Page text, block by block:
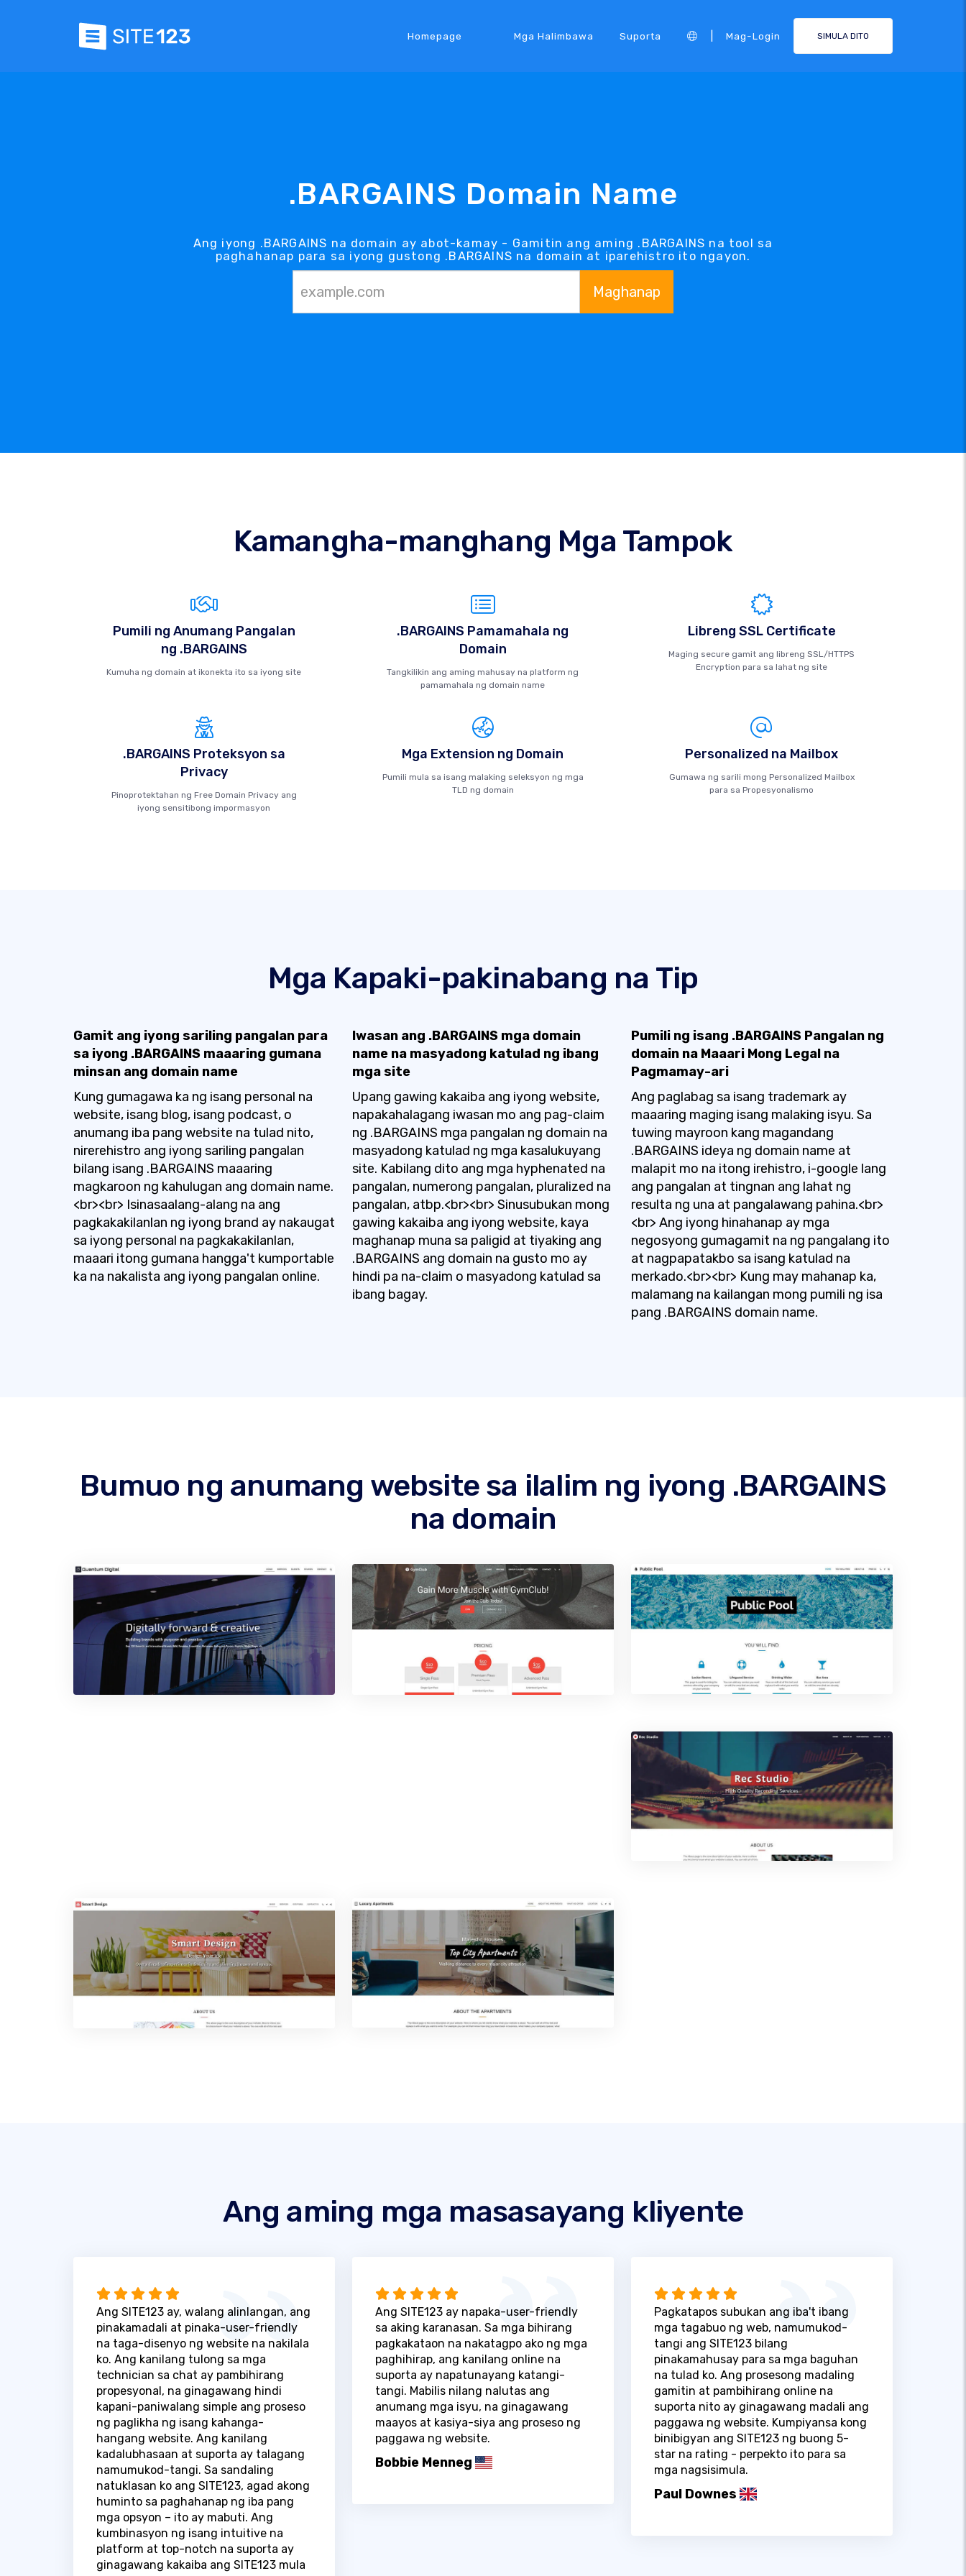
Homepage Mga Halimbawa Suporta Mag-Login SIMULA DITO
.BARGAINS Domain Name
Ang iyong .BARGAINS na domain ay abot-kamay - Gamitin ang aming .BARGAINS na tool sa
paghahanap para sa iyong gustong .BARGAINS na domain at iparehistro ito ngayon.
Maghanap
Kamangha-manghang Mga Tampok
Pumili ng Anumang Pangalan
ng .BARGAINS
Kumuha ng domain at ikonekta ito sa iyong site
.BARGAINS Pamamahala ng
Domain
Tangkilikin ang aming mahusay na platform ng
pamamahala ng domain name
Libreng SSL Certificate
Maging secure gamit ang libreng SSL/HTTPS
Encryption para sa lahat ng site
.BARGAINS Proteksyon sa
Privacy
Pinoprotektahan ng Free Domain Privacy ang
iyong sensitibong impormasyon
Mga Extension ng Domain
Pumili mula sa isang malaking seleksyon ng mga
TLD ng domain
Personalized na Mailbox
Gumawa ng sarili mong Personalized Mailbox
para sa Propesyonalismo
Mga Kapaki-pakinabang na Tip
Gamit ang iyong sariling pangalan para
sa iyong .BARGAINS maaaring gumana
minsan ang domain name
Kung gumagawa ka ng isang personal na
website, isang blog, isang podcast, o
anumang iba pang website na tulad nito,
nirerehistro ang iyong sariling pangalan
bilang isang .BARGAINS maaaring
magkaroon ng kahulugan ang domain name.
<br><br> Isinasaalang-alang na ang
pagkakakilanlan ng iyong brand ay nakaugat
sa iyong personal na pagkakakilanlan,
maaari itong gumana hangga't kumportable
ka na nakalista ang iyong pangalan online.
Iwasan ang .BARGAINS mga domain
name na masyadong katulad ng ibang
mga site
Upang gawing kakaiba ang iyong website,
napakahalagang iwasan mo ang pag-claim
ng .BARGAINS mga pangalan ng domain na
masyadong katulad ng mga kasalukuyang
site. Kabilang dito ang mga hyphenated na
pangalan, numerong pangalan, pluralized na
pangalan, atbp.<br><br> Sinusubukan mong
gawing kakaiba ang iyong website, kaya
maghanap muna sa paligid at tiyaking ang
.BARGAINS ang domain na gusto mo ay
hindi pa na-claim o masyadong katulad sa
ibang bagay.
Pumili ng isang .BARGAINS Pangalan ng
domain na Maaari Mong Legal na
Pagmamay-ari
Ang paglabag sa isang trademark ay
maaaring maging isang malaking isyu. Sa
tuwing mayroon kang magandang
.BARGAINS ideya ng domain name at
malapit mo na itong irehistro, i-google lang
ang pangalan at tingnan ang lahat ng
resulta ng una at pangalawang pahina.<br>
<br> Ang iyong hinahanap ay mga
negosyong gumagamit na ng pangalang ito
at nagpapatakbo sa isang katulad na
merkado.<br><br> Kung may mahanap ka,
malamang na kailangan mong pumili ng isa
pang .BARGAINS domain name.
Bumuo ng anumang website sa ilalim ng iyong .BARGAINS
na domain
Ang aming mga masasayang kliyente
Ang SITE123 ay, walang alinlangan, ang
pinakamadali at pinaka-user-friendly
na taga-disenyo ng website na nakilala
ko. Ang kanilang tulong sa mga
technician sa chat ay pambihirang
propesyonal, na ginagawang hindi
kapani-paniwalang simple ang proseso
ng paglikha ng isang kahanga-
hangang website. Ang kanilang
kadalubhasaan at suporta ay talagang
namumukod-tangi. Sa sandaling
natuklasan ko ang SITE123, agad akong
huminto sa paghahanap ng iba pang
mga opsyon – ito ay mabuti. Ang
kumbinasyon ng isang intuitive na
platform at top-notch na suporta ay
ginagawang kakaiba ang SITE123 mula
Ang SITE123 ay napaka-user-friendly
sa aking karanasan. Sa mga bihirang
pagkakataon na nakatagpo ako ng mga
paghihirap, ang kanilang online na
suporta ay napatunayang katangi-
tangi. Mabilis nilang nalutas ang
anumang mga isyu, na ginagawang
maayos at kasiya-siya ang proseso ng
paggawa ng website.
Bobbie Menneg
Pagkatapos subukan ang iba't ibang
mga tagabuo ng web, namumukod-
tangi ang SITE123 bilang
pinakamahusay para sa mga baguhan
na tulad ko. Ang prosesong madaling
gamitin at pambihirang online na
suporta nito ay ginagawang madali ang
paggawa ng website. Kumpiyansa kong
binibigyan ang SITE123 ng buong 5-
star na rating - perpekto ito para sa
mga nagsisimula.
Paul Downes